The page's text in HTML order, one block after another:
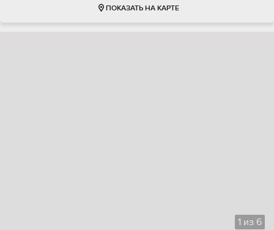
ПОКАЗАТЬ НА КАРТЕ
1 из 6